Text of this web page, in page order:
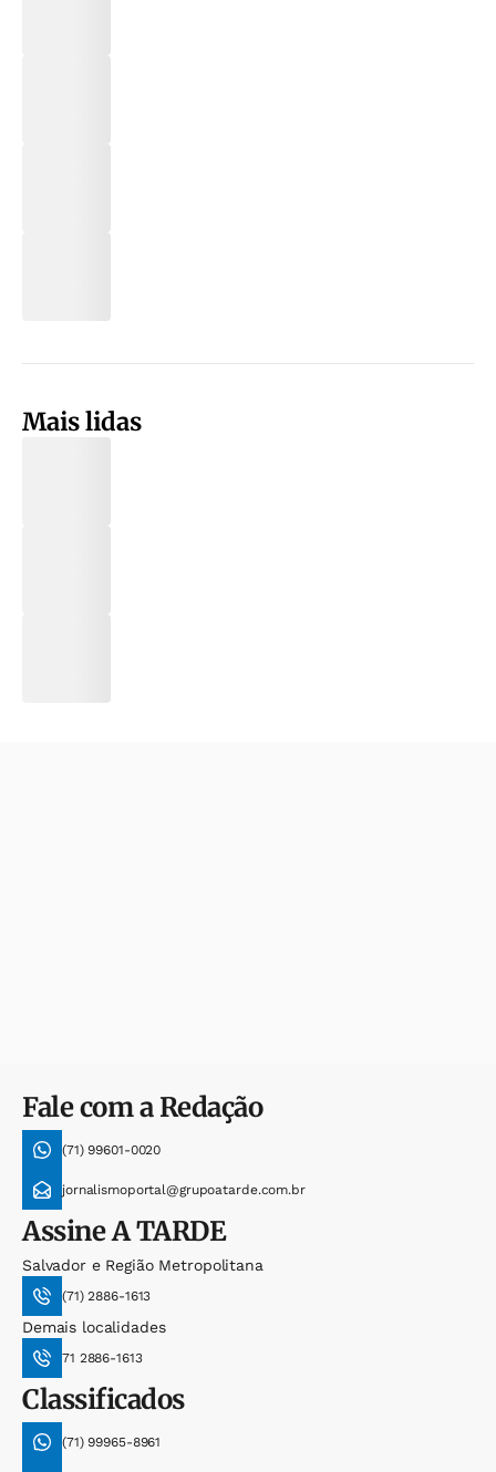
Mais lidas
Fale com a Redação
(71) 99601-0020
jornalismoportal@grupoatarde.com.br
AssineA TARDE
Salvador e Região Metropolitana
(71) 2886-1613
Demais localidades
71 2886-1613
Classificados
(71) 99965-8961